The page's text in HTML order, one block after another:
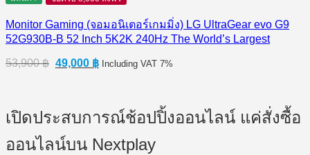
Monitor Gaming (จอมอนิเตอร์เกมมิ่ง) LG UltraGear evo G9
52G930B-B 52 Inch 5K2K 240Hz The World’s Largest
53,900฿ Original
49,000 ฿Current
Including VAT 7%
เปิดประสบการณ์ช้อปปิ้งออนไลน์ แค่สั่งซื้อ
ออนไลน์บน Nextplay